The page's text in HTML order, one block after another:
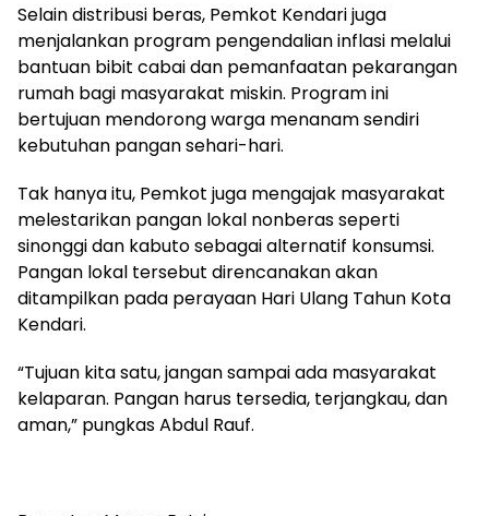
Selain distribusi beras, Pemkot Kendari juga
menjalankan program pengendalian inflasi melalui
bantuan bibit cabai dan pemanfaatan pekarangan
rumah bagi masyarakat miskin. Program ini
bertujuan mendorong warga menanam sendiri
kebutuhan pangan sehari-hari.
Tak hanya itu, Pemkot juga mengajak masyarakat
melestarikan pangan lokal nonberas seperti
sinonggi dan kabuto sebagai alternatif konsumsi.
Pangan lokal tersebut direncanakan akan
ditampilkan pada perayaan Hari Ulang Tahun Kota
Kendari.
“Tujuan kita satu, jangan sampai ada masyarakat
kelaparan. Pangan harus tersedia, terjangkau, dan
aman,” pungkas Abdul Rauf.